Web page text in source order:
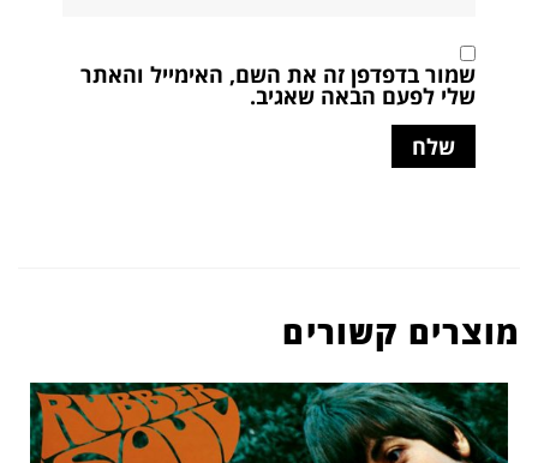
שמור בדפדפן זה את השם, האימייל והאתר
שלי לפעם הבאה שאגיב.
מוצרים קשורים